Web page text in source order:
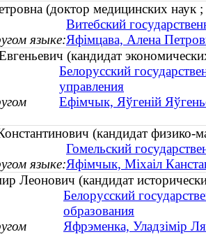
(доктор медицинских
Витебский
языке:Яфімцава, Алена
(кандидат
Белорусский
управления
Ефімчык, Яўгеній
(кандидат физико-
Гомельский
языке:Яфімчык, Міхаіл
Леонович (кандидат
Белорусский
образования
Яфрэменка, Уладзімір